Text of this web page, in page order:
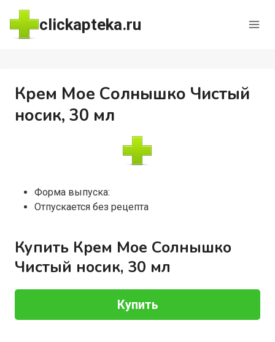
Перейти
содержимому
clickapteka.ru
Крем Мое Солнышко Чистый
носик, 30 мл
Форма выпуска:
Отпускается без рецепта
Купить Крем Мое Солнышко
Чистый носик, 30 мл
Купить